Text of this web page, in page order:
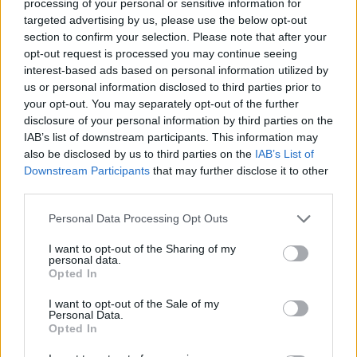
processing of your personal or sensitive information for
targeted advertising by us, please use the below opt-out
section to confirm your selection. Please note that after your
opt-out request is processed you may continue seeing
interest-based ads based on personal information utilized by
us or personal information disclosed to third parties prior to
your opt-out. You may separately opt-out of the further
disclosure of your personal information by third parties on the
IAB’s list of downstream participants. This information may
also be disclosed by us to third parties on the IAB’s List of
Downstream Participants that may further disclose it to other
Personal Data Processing Opt Outs
I want to opt-out of the Sharing of my
personal data.
Opted In
I want to opt-out of the Sale of my
Personal Data.
Opted In
06/08/2026 - 17:18 ΠΟΛΙΤΙΚΗ
ΟΛΕΣ ΟΙ ΕΙΔΗΣΕΙΣ
ΔΗΜΟΦΙΛΗ
18η συνεχόμενη χρονιά για τον ΟΤΕ στη διεθνή
σειρά δεικτών FTSE4Good
06/08/2026 - 14:40 ESG
Β.Σ. Καρούλιας: Τζίρος 98,7 εκατ. ευρώ και